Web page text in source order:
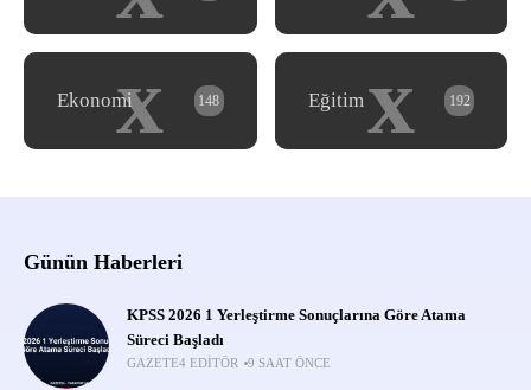
x
Ekonomi 148 x
Eğitim 192
Günün Haberleri
KPSS 2026 1 Yerleştirme Sonuçlarına Göre Atama
Süreci Başladı
GAZETE4 EDITÖR 9 SAAT ÖNCE